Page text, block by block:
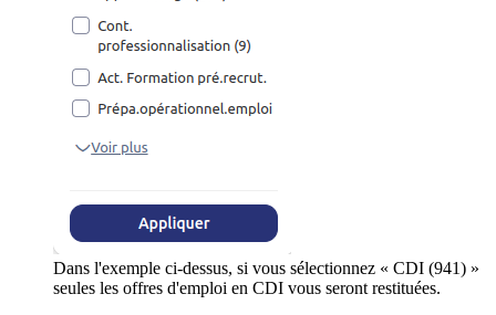
Dans l'exemple ci-dessus, si vous sélectionnez « CDI (941) »
seules les offres d'emploi en CDI vous seront restituées.